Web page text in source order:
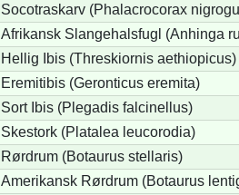
Socotraskarv (Phalacrocorax
Afrikansk Slangehalsfugl (Anhinga
Hellig Ibis (Threskiornis aethiopicus)
Eremitibis (Geronticus eremita)
Sort Ibis (Plegadis falcinellus)
Skestork (Platalea leucorodia)
Rørdrum (Botaurus stellaris)
Amerikansk Rørdrum (Botaurus